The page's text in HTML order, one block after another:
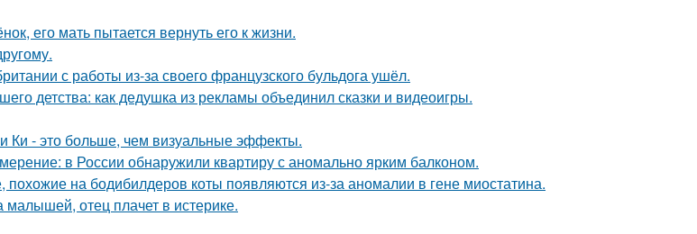
его мать пытается вернуть его к жизни.
с работы из-за своего французского бульдога ушёл.
детства: как дедушка из рекламы объединил сказки и видеоигры.
Ки - это больше, чем визуальные эффекты.
в России обнаружили квартиру с аномально ярким балконом.
похожие на бодибилдеров коты появляются из-за аномалии в гене миостатина.
малышей, отец плачет в истерике.